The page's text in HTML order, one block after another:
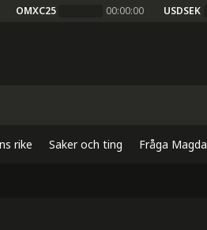
OMXC25 00:00:00 USDSEK
rike Saker och ting Fråga Magda